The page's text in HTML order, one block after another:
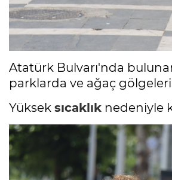
Atatürk Bulvarı'nda
parklarda ve ağaç
Yüksek sıcaklık nedeniyle